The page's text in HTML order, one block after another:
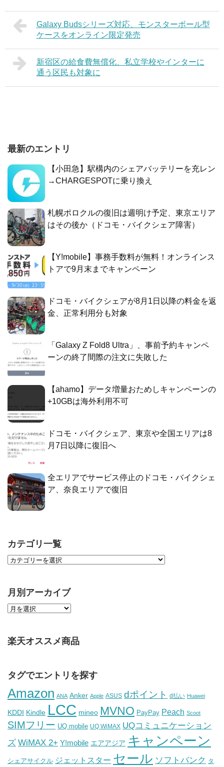
Galaxy Budsシリーズ対応、モンスターボール型
ケースをオンライン限定発売
新宿区の給食費無償化、私立学校やインターに
通う区民も対象に
最新のエントリ
【小田急】駅構内のシェアバッテリーを充レン
→CHARGESPOTに乗り換え
札幌ポロクルの復旧は週明け予定、東京エリア
はその後か（ドコモ・バイクシェア障害）
【Y!mobile】事務手数料が無料！オンラインス
トアで9月末までキャンペーン
ドコモ・バイクシェアが8月1日以降の料金を返
金、正常利用分も対象
「Galaxy Z Fold8 Ultra」、事前予約キャンペ
ーンの終了間際の注文に失敗した
【ahamo】データ増量おためしキャンペーンの
+10GBは海外利用不可
ドコモ・バイクシェア、東京や全国エリアは8
月7日以降に復旧へ
全エリアでサービス停止のドコモ・バイクシェ
ア、奈良エリアで復旧
カテゴリ一覧
月別アーカイブ
楽天オススメ商品
タグでエントリを探す
Amazon ANA Anker Apple ASUS dポイント d払い Huawei
KDDI Kindle LCC mineo MVNO PayPay Peach Scoot
SIMフリー UQ mobile UQ WiMAX UQコミュニケーション
ズ WiMAX 2+ Y!mobile エアアジア キャンペーン
シェアサイクル ジェットスター セール ソフトバンク タ